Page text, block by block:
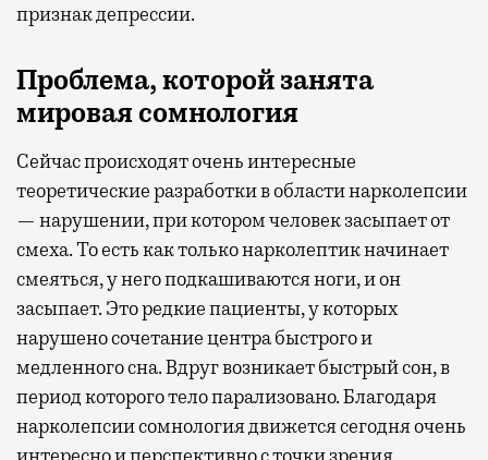
признак депрессии.
Проблема, которой занята
мировая сомнология
Сейчас происходят очень интересные
теоретические разработки в области нарколепсии
— нарушении, при котором человек засыпает от
смеха. То есть как только нарколептик начинает
смеяться, у него подкашиваются ноги, и он
засыпает. Это редкие пациенты, у которых
нарушено сочетание центра быстрого и
медленного сна. Вдруг возникает быстрый сон, в
период которого тело парализовано. Благодаря
нарколепсии сомнология движется сегодня очень